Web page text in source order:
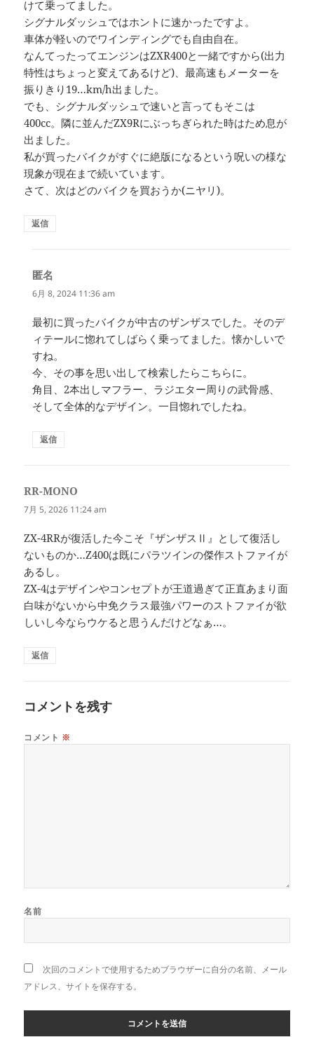
けて乗ってました。
シグナルダッシュではホントに速かったですよ。
車体が軽いのでワインディングでも自由自在。
なんてったってエンジンはZXR400と一緒ですから(出力
特性はちょっと変えてあるけど)、最高速もメーターを
振りきり19…km/h出ました。
でも、シグナルダッシュで速いと言ってもそこは
400cc。隣に並んだZX9Rにぶっちぎられた時はため息が
出ました。
私が買ったバイクがすぐに絶版になるという呪いの様な
現象が現在まで続いています。
さて、次はどのバイクを買おうか(ニヤリ)。
返信
匿名
り:
6月 8, 2024 11:36 am
最初に買ったバイクが中古のザンザスでした。そのデ
ィテールに惚れてしばらく乗ってました。懐かしいで
すね。
今、その事を思い出して検索したらこちらに。
角目、2本出しマフラー、ラジエター周りの武骨感、
そして全体的なデザイン。一目惚れでしたね。
返信
RR-MONO
り:
7月 5, 2026 11:24 am
ZX-4RRが復活した今こそ『ザンザスⅡ』として復活し
ないものか…Z400は既にパラツインの傑作ストファイが
あるし。
ZX-4はデザインやコンセプトが王道過ぎて正直あまり面
白味がないから中免クラス最強パワーのストファイが欲
しいし今ならウケると思うんだけどなぁ…。
返信
コメントを残す
コメント ※
名前
次回のコメントで使用するためブラウザーに自分の名前、メール
アドレス、サイトを保存する。